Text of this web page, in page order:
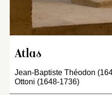
Atlas
Jean-Baptiste Théodon
Ottoni (1648-1736)